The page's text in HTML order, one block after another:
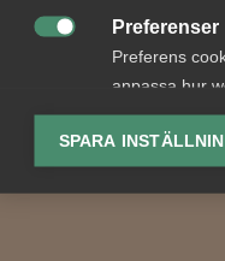
Preferenser
Preferens
anpassa hur
lagring av

Analys-
SPARA
Vad är
har tagit fram
offentlig
Offentlig...